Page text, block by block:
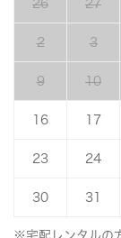
26 27
2 3
9 10
16 17
23 24
30 31
※宅配レンタルの